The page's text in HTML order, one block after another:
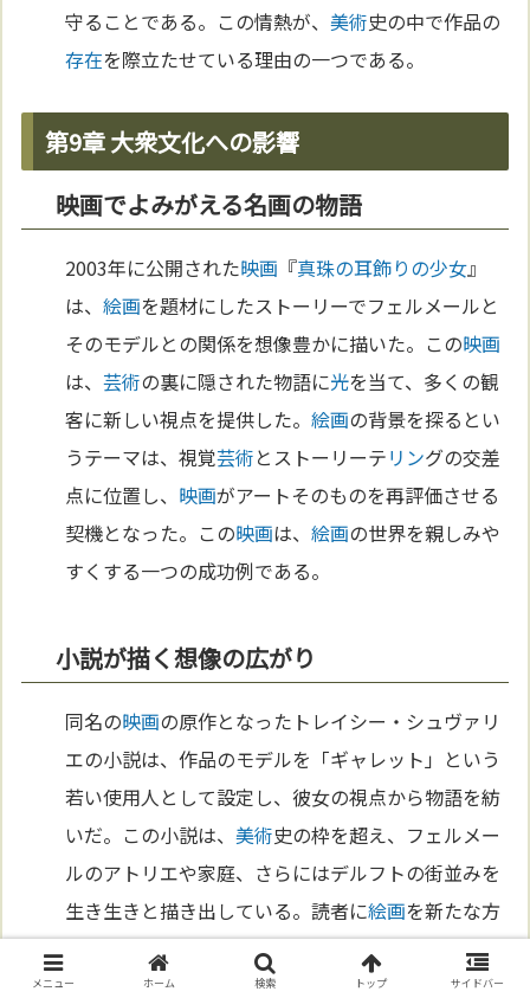
守ることである。この情熱が、美術史の中で作品の
存在を際立たせている理由の一つである。
第9章 大衆文化への影響
映画でよみがえる名画の物語
2003年に公開された映画 『真珠の耳飾りの少女』
は、絵画を題材にしたストーリーでフェルメールと
そのモデルとの関係を想像豊かに描いた。この映画
は、芸術の裏に隠された物語に光を当て、多くの観
客に新しい視点を提供した。絵画の背景を探るとい
うテーマは、視覚芸術とストーリーテリングの交差
点に位置し、 映画がアートそのものを再評価させる
契機となった。この映画は、絵画の世界を親しみや
すくする一つの成功例である。
小説が描く想像の広がり
同名の映画の原作となったトレイシー・シュヴァリ
エの小説は、作品のモデルを「ギャレット」という
若い使用人として設定し、彼女の視点から物語を紡
いだ。この小説は、美術史の枠を超え、フェルメー
ルのアトリエや家庭、さらにはデルフトの街並みを
生き生きと描き出している。読者に絵画を新たな方
法で解釈する機会を与え、アートと文学のコラボレ
ーションが生み出す可能性を示した。
メニュー ホーム 検索 トップ サイドバー